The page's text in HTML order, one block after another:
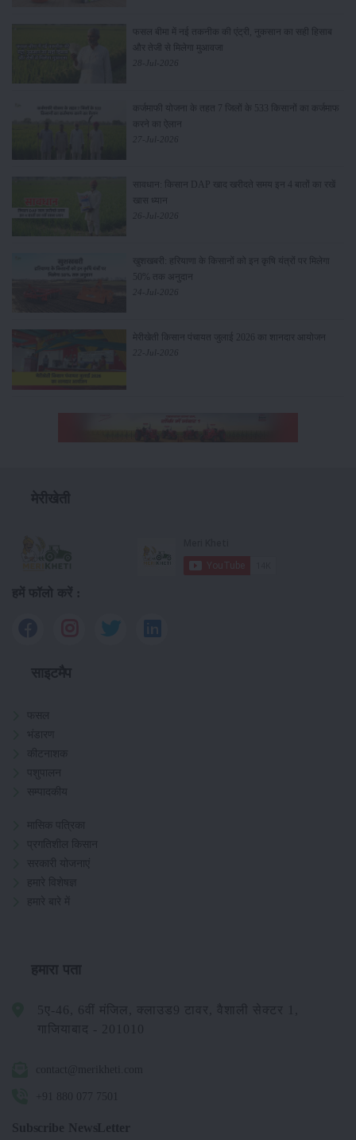
फसल बीमा में नई तकनीक की एंट्री, नुकसान का सही हिसाब
और तेजी से मिलेगा मुआवजा
28-Jul-2026
कर्जमाफी योजना के तहत 7 जिलों के 533 किसानों का कर्जमाफ
करने का ऐलान
27-Jul-2026
सावधान: किसान DAP खाद खरीदते समय इन 4 बातों का रखें
खास ध्यान
26-Jul-2026
खुशखबरी: हरियाणा के किसानों को इन कृषि यंत्रों पर मिलेगा
50% तक अनुदान
24-Jul-2026
मेरीखेती किसान पंचायत जुलाई 2026 का शानदार आयोजन
22-Jul-2026